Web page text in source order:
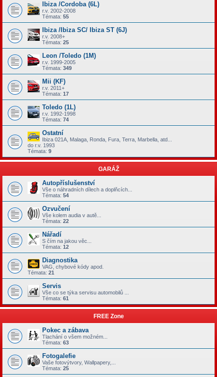
Ibiza /Cordoba (6L)
r.v. 2002-2008
Témata: 55
Ibiza /Ibiza SC/ Ibiza ST (6J)
r.v. 2008+
Témata: 25
Leon /Toledo (1M)
r.v. 1999-2005
Témata: 349
Mii (KF)
r.v. 2011+
Témata: 17
Toledo (1L)
r.v. 1992-1998
Témata: 74
Ostatní
Ibiza 021A, Malaga, Ronda, Fura, Terra, Marbella, atd...
do r.v. 1993
Témata: 9
GARÁŽ
Autopříslušenství
Vše o náhradních dílech a doplňcích...
Témata: 54
Ozvučení
Vše kolem audia v autě...
Témata: 22
Nářadí
S čím na jakou věc...
Témata: 12
Diagnostika
VAG, chybové kódy apod.
Témata: 21
Servis
Vše co se týka servisu automobilů ...
Témata: 61
FREE Zone
Pokec a zábava
Tlachání o všem možném...
Témata: 63
Fotogalefie
Vaše fotovýtvory, Wallpapery,...
Témata: 25